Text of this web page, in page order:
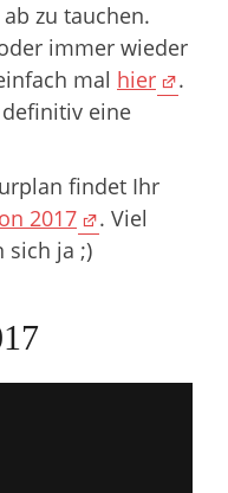
zu tauchen.
immer wieder
mal hier
.
eine
findet Ihr
2017
. Viel
sich ja ;)